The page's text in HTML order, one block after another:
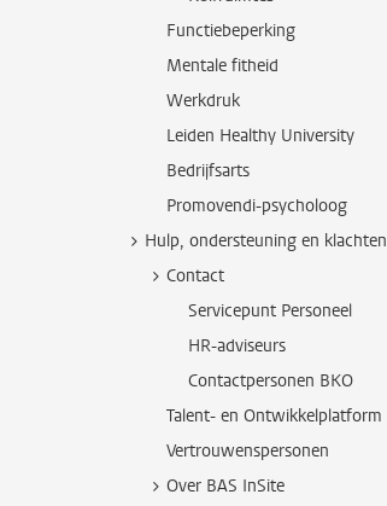
Functiebeperking
Mentale fitheid
Werkdruk
Leiden Healthy University
Bedrijfsarts
Promovendi-psycholoog
Hulp, ondersteuning en klachten
Contact
Servicepunt Personeel
HR-adviseurs
Contactpersonen BKO
Talent- en Ontwikkelplatform
Vertrouwenspersonen
Over BAS InSite